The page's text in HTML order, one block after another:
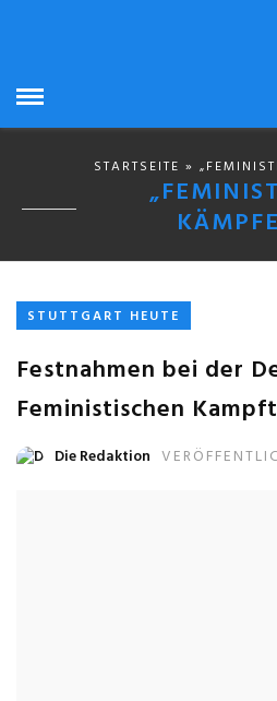
STARTSEITE »
STUTTGART HEUTE
Festnahmen bei der
Feministischen
Die Redaktion